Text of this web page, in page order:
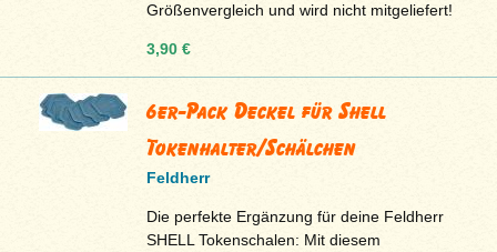
Größenvergleich und wird nicht mitgeliefert!
3,90 €
6er-Pack Deckel für Shell
Tokenhalter/Schälchen
Feldherr
Die perfekte Ergänzung für deine Feldherr
SHELL Tokenschalen: Mit diesem